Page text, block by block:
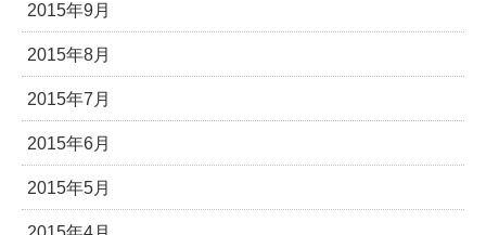
2015年9月
2015年8月
2015年7月
2015年6月
2015年5月